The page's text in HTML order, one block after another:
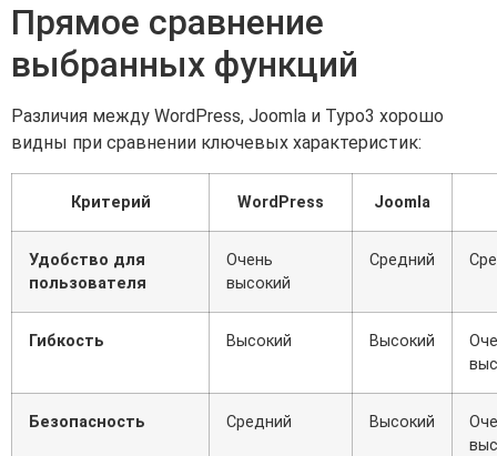
Прямое сравнение
выбранных функций
Различия между WordPress, Joomla и Typo3 хорошо
видны при сравнении ключевых характеристик:
Критерий WordPress Joomla
Удобство для
пользователя
Очень
высокий
Средний
Гибкость Высокий Высокий
Безопасность Средний Высокий